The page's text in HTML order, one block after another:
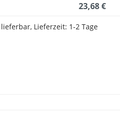
23,68 €
Lieferzeit: 1-2 Tage